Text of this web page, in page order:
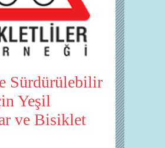
Sürdürülebilir
Yeşil
ve Bisiklet